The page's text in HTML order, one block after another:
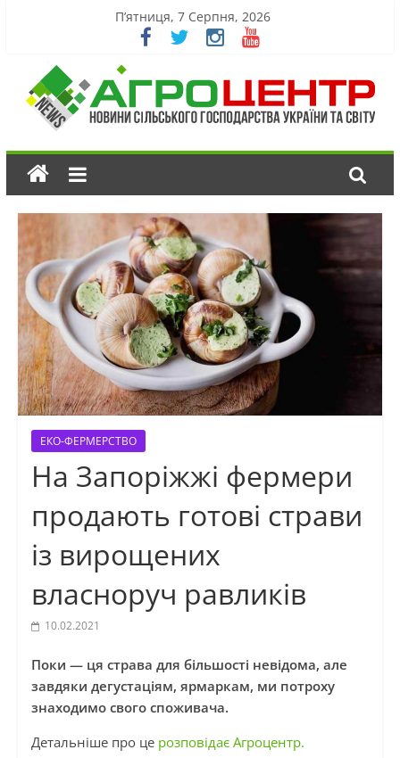
П’ятниця, 7 Серпня, 2026
ЕКО-ФЕРМЕРСТВО
На Запоріжжі фермери
продають готові страви
із вирощених
власноруч равликів
10.02.2021
Поки — ця страва для більшості невідома, але
завдяки дегустаціям, ярмаркам, ми потроху
знаходимо свого споживача.
Детальніше про це розповідає Агроцентр.